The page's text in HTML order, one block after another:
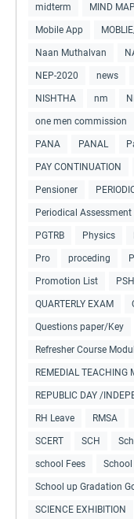
midterm MIND MAP
Mobile App
Naan Muthalvan
NEP-2020 news
NISHTHA nm
one men commission
PANA PANAL
PAY CONTINUATION
Pensioner
Periodical Assessment
PGTRB Physics
Pro proceding
Promotion List
QUARTERLY EXAM
Questions paper/Key
Refresher Course
REMEDIAL TEACHING
REPUBLIC DAY /
RH Leave RMSA
SCERT SCH
school Fees
School up Gradation
SCIENCE EXHIBITION